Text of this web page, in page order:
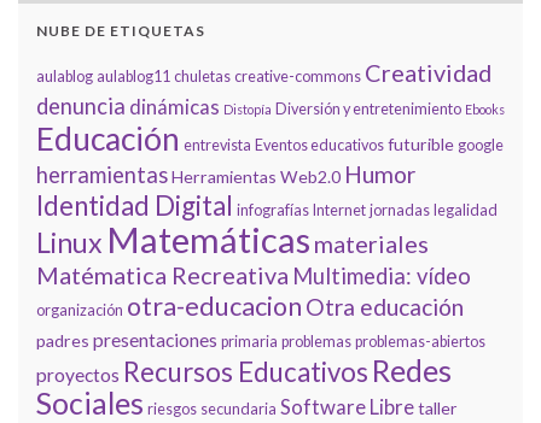
NUBE DE ETIQUETAS
aulablog aulablog11 chuletas creative-commons Creatividad
denuncia dinámicas Distopía Diversión y entretenimiento Ebooks
Educación entrevista Eventos educativos futurible google
herramientasHerramientas Web2.0 Humor
Identidad Digital infografías Internet jornadas legalidad
Linux Matemáticas materiales
Matématica Recreativa Multimedia: vídeo
organización otra-educacion Otra educación
padres presentaciones primaria problemas problemas-abiertos
proyectos Recursos Educativos Redes
Sociales riesgos secundaria Software Libretaller